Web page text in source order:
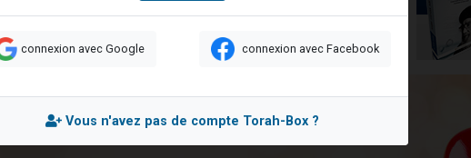
de nous rejoindre sur WhatsApp
de nous rejoindre sur WhatsApp
son Maasser
de nous rejoindre sur WhatsApp
de demander une bénédiction
connexion avec Google connexion avec Facebook
Vous n'avez pas de compte Torah-Box ?